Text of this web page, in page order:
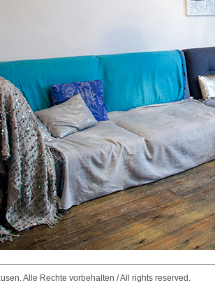
Alle Rechte vorbehalten / All rights reserved.